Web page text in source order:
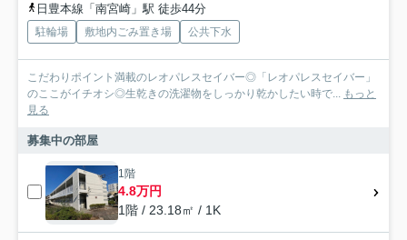
日豊本線「南宮崎」駅 徒歩44分
駐輪場 敷地内ごみ置き場 公共下水
こだわりポイント満載のレオパレスセイバー◎「レオパレスセイバー」
のここがイチオシ◎生乾きの洗濯物をしっかり乾かしたい時で...
もっと
見る
募集中の部屋
1階
4.8万円
1階 / 23.18㎡ / 1K